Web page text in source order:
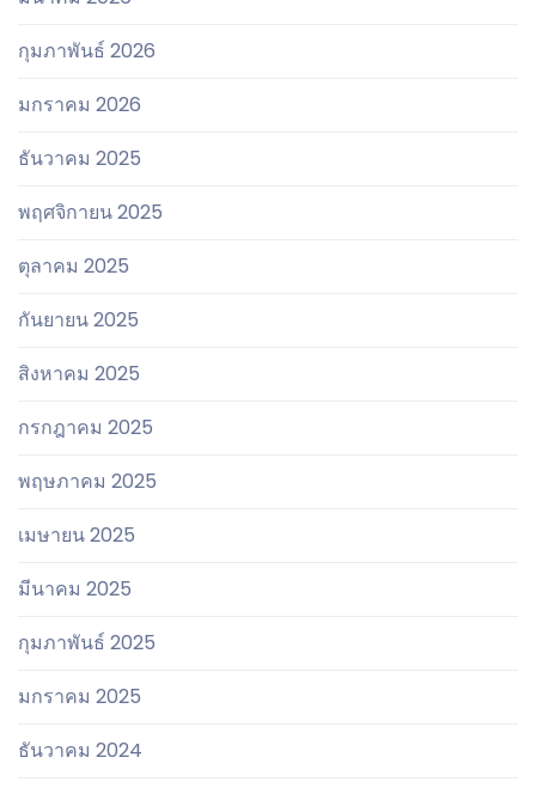
กุมภาพันธ์ 2026
มกราคม 2026
ธันวาคม 2025
พฤศจิกายน 2025
ตุลาคม 2025
กันยายน 2025
สิงหาคม 2025
กรกฎาคม 2025
พฤษภาคม 2025
เมษายน 2025
มีนาคม 2025
กุมภาพันธ์ 2025
มกราคม 2025
ธันวาคม 2024